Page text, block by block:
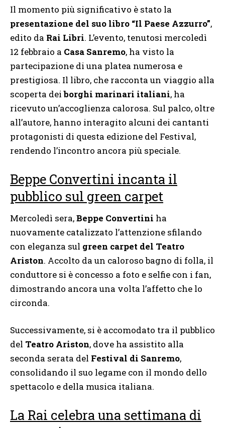
Il momento più significativo è stato la
presentazione del suo libro “Il Paese Azzurro”,
edito da Rai Libri. L’evento, tenutosi mercoledì
12 febbraio a Casa Sanremo, ha visto la
partecipazione di una platea numerosa e
prestigiosa. Il libro, che racconta un viaggio alla
scoperta deiborghi marinari italiani, ha
ricevuto un’accoglienza calorosa. Sul palco, oltre
all’autore, hanno interagito alcuni dei cantanti
protagonisti di questa edizione del Festival,
rendendo l’incontro ancora più speciale.
Beppe Convertini incanta il
pubblico sul green carpet
Mercoledì sera,Beppe Convertini ha
nuovamente catalizzato l’attenzione sfilando
con eleganza sul green carpet del Teatro
Ariston. Accolto da un caloroso bagno di folla, il
conduttore si è concesso a foto e selfie con i fan,
dimostrando ancora una volta l’affetto che lo
circonda.
Successivamente, si è accomodato tra il pubblico
del Teatro Ariston, dove ha assistito alla
seconda serata del Festival di Sanremo,
consolidando il suo legame con il mondo dello
spettacolo e della musica italiana.
La Rai celebra una settimana di